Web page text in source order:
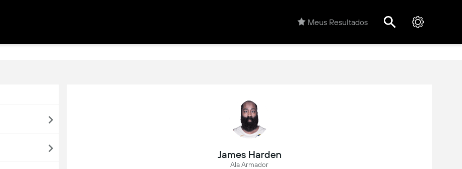
Meus Resultados
James Harden
Ala Armador